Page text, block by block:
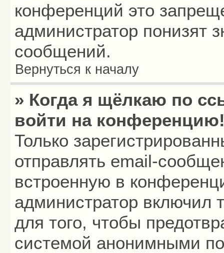
конференций это
администратор понизят
сообщений.
Вернуться к началу
» Когда я щёлкаю по
войти на
Только
отправлять email-
встроенную в
администратор включил
для того, чтобы
системой анонимными